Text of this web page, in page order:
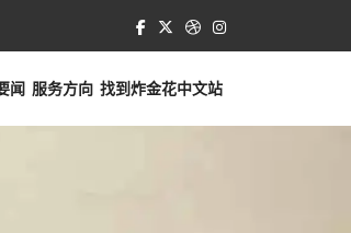
闻 服务方向 找到炸金花中文站